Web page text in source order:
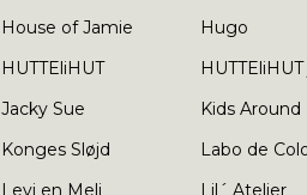
House of Jamie
Hugo
HUTTEliHUT
HUTTEliHUT
Jacky Sue
Kids Around
Konges Sløjd
Labo de
Levi en Meli
Lil´ Atelier